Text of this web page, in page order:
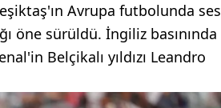
Avrupa futbolunda ses
öne sürüldü. İngiliz basınında
Belçikalı yıldızı Leandro